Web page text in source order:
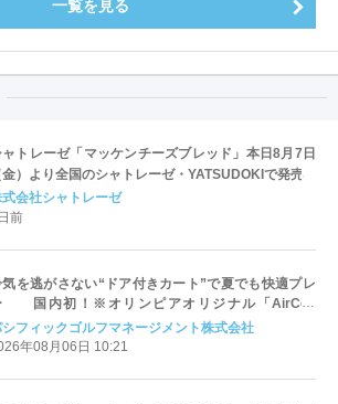
一覧を見る
ャトレーゼ「マッケンチーズブレッド」本日8月7日
金）より全国のシャトレーゼ・YATSUDOKIで発売
会社シャトレーゼ
前
気を逃がさない“ドア付きカート”で夏でも快適プレ
国内初！※オリンピアオリジナル「AirCon
（エアコンカート）」導入 | ＰＧＭ
フィックゴルフマネージメント株式会社
年08月06日 10:21